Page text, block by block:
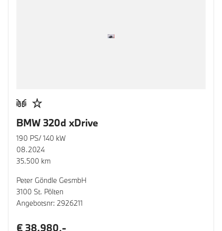
BMW 320d xDrive
190 PS/ 140 kW
08.2024
35.500 km
Peter Göndle GesmbH
3100 St. Pölten
Angebotsnr: 2926211
€ 38.980,-